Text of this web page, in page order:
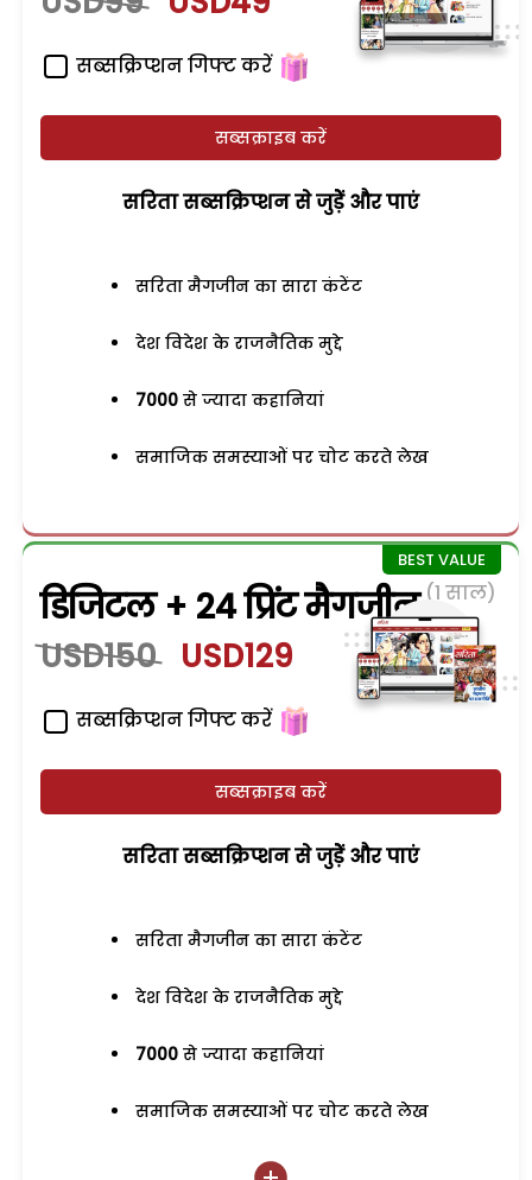
सब्सक्रिप्शन गिफ्ट करें
सब्सक्राइब करें
सरिता सब्सक्रिप्शन से जुड़ेें और पाएं
सरिता मैगजीन का सारा कंटेंट
देश विदेश के राजनैतिक मुद्दे
7000 से ज्यादा कहानियां
समाजिक समस्याओं पर चोट करते लेख
डिजिटल + 24 प्रिंट मैगजीन (1 साल)
USD150 USD129
सब्सक्रिप्शन गिफ्ट करें
सब्सक्राइब करें
सरिता सब्सक्रिप्शन से जुड़ेें और पाएं
सरिता मैगजीन का सारा कंटेंट
देश विदेश के राजनैतिक मुद्दे
7000 से ज्यादा कहानियां
समाजिक समस्याओं पर चोट करते लेख